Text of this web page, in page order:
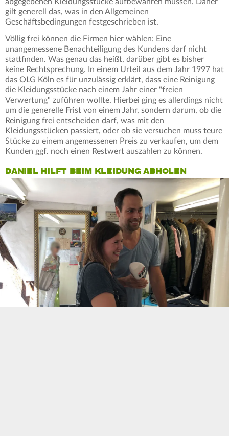
gilt generell das, was in den Allgemeinen
Geschäftsbedingungen festgeschrieben ist.
Völlig frei können die Firmen hier wählen: Eine
unangemessene Benachteiligung des Kundens darf nicht
stattfinden. Was genau das heißt, darüber gibt es bisher
keine Rechtsprechung. In einem Urteil aus dem Jahr 1997 hat
das OLG Köln es für unzulässig erklärt, dass eine Reinigung
die Kleidungsstücke nach einem Jahr einer "freien
Verwertung" zuführen wollte. Hierbei ging es allerdings nicht
um die generelle Frist von einem Jahr, sondern darum, ob die
Reinigung frei entscheiden darf, was mit den
Kleidungsstücken passiert, oder ob sie versuchen muss teure
Stücke zu einem angemessenen Preis zu verkaufen, um dem
Kunden ggf. noch einen Restwert auszahlen zu können.
DANIEL HILFT BEIM KLEIDUNG ABHOLEN